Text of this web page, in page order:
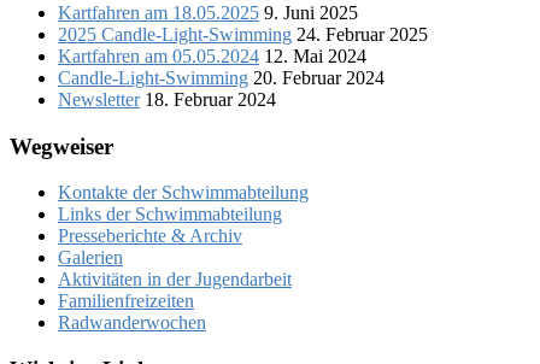
Kartfahren am 18.05.2025 9. Juni 2025
2025 Candle-Light-Swimming 24. Februar 2025
Kartfahren am 05.05.2024 12. Mai 2024
Candle-Light-Swimming 20. Februar 2024
Newsletter 18. Februar 2024
Wegweiser
Kontakte der Schwimmabteilung
Links der Schwimmabteilung
Presseberichte & Archiv
Galerien
Aktivitäten in der Jugendarbeit
Familienfreizeiten
Radwanderwochen